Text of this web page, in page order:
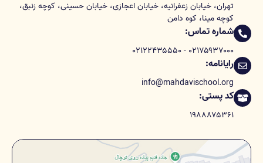
تهران، خیابان زعفرانیه، خیابان اعجازی، خیابان حسینی، کوچه زنبق،
کوچه مینا، کوه دامن
شماره تماس:
۰۲۱۷۵۹۳۷۰۰۰ - ۰۲۱۲۲۴۳۵۵۵۰
رایانامه:
info@mahdavischool.org
کد پستی:
۱۹۸۸۸۷۵۳۶۱